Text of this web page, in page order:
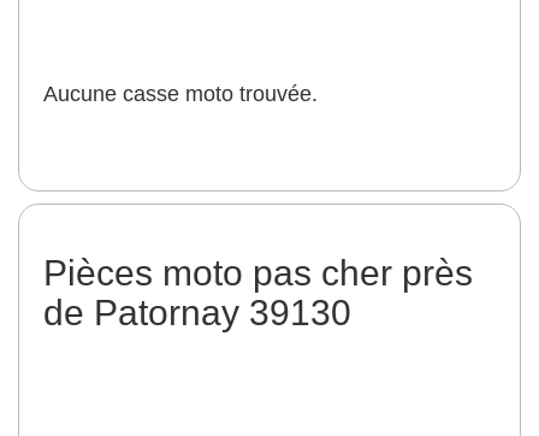
Aucune casse moto trouvée.
Pièces moto pas cher près
de Patornay 39130